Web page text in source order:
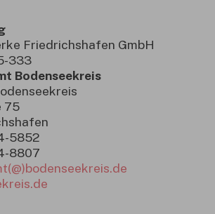
Friedrichshafen GmbH
333
Bodenseekreis
75
5852
8807